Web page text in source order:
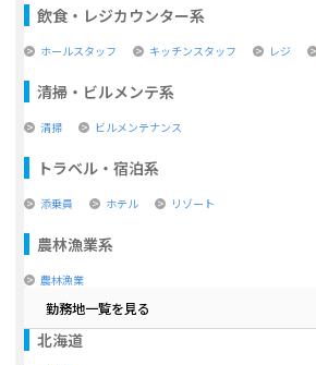
飲食・レジカウンター系
ホールスタッフ キッチンスタッフ レジ
清掃・ビルメンテ系
清掃 ビルメンテナンス
トラベル・宿泊系
添乗員 ホテル リゾート
農林漁業系
農林漁業
勤務地一覧を見る
北海道